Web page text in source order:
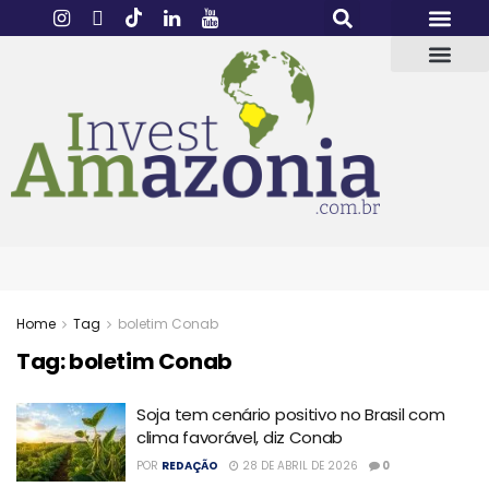
Home Tag boletim Conab
Tag:boletim Conab
Soja tem cenário positivo no Brasil com
clima favorável, diz Conab
POR REDAÇÃO 28 DE ABRIL DE 2026 0